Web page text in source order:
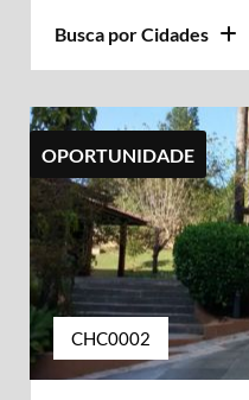
Busca por Cidades
OPORTUNIDADE
CHC0002